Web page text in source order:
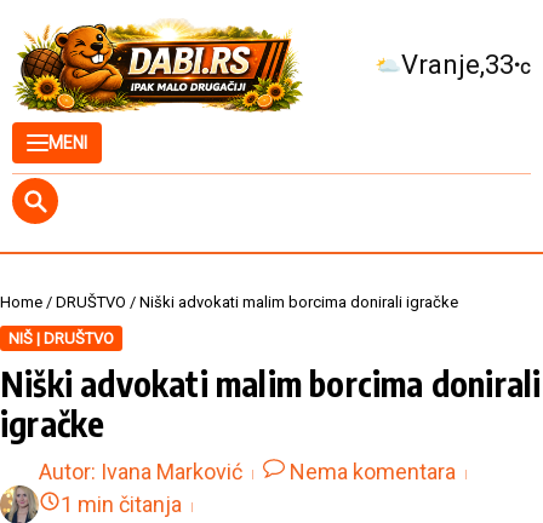
MENI
Kuršumlija 34°C
Home / DRUŠTVO / Niški advokati malim borcima donirali igračke
NIŠ | DRUŠTVO
Niški advokati malim borcima donirali
igračke
Autor: Ivana Marković
Nema komentara
1 min čitanja